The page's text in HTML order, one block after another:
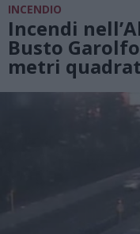
INCENDIO
Incendi
Busto
metri